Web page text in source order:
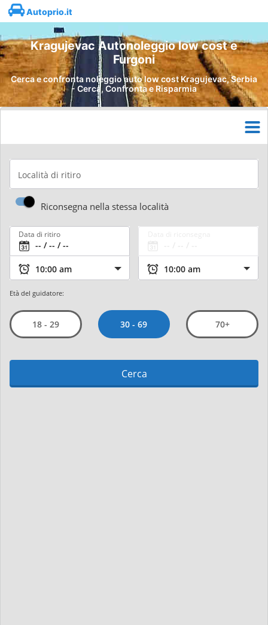
Autoprio.it
Kragujevac Autonoleggio low cost e
Furgoni
Cerca e confronta noleggio auto low cost Kragujevac, Serbia
- Cerca, Confronta e Risparmia
Località di ritiro
Riconsegna nella stessa località
Data di ritiro
Età del guidatore:
18 - 29 30 - 69 70+
Cerca